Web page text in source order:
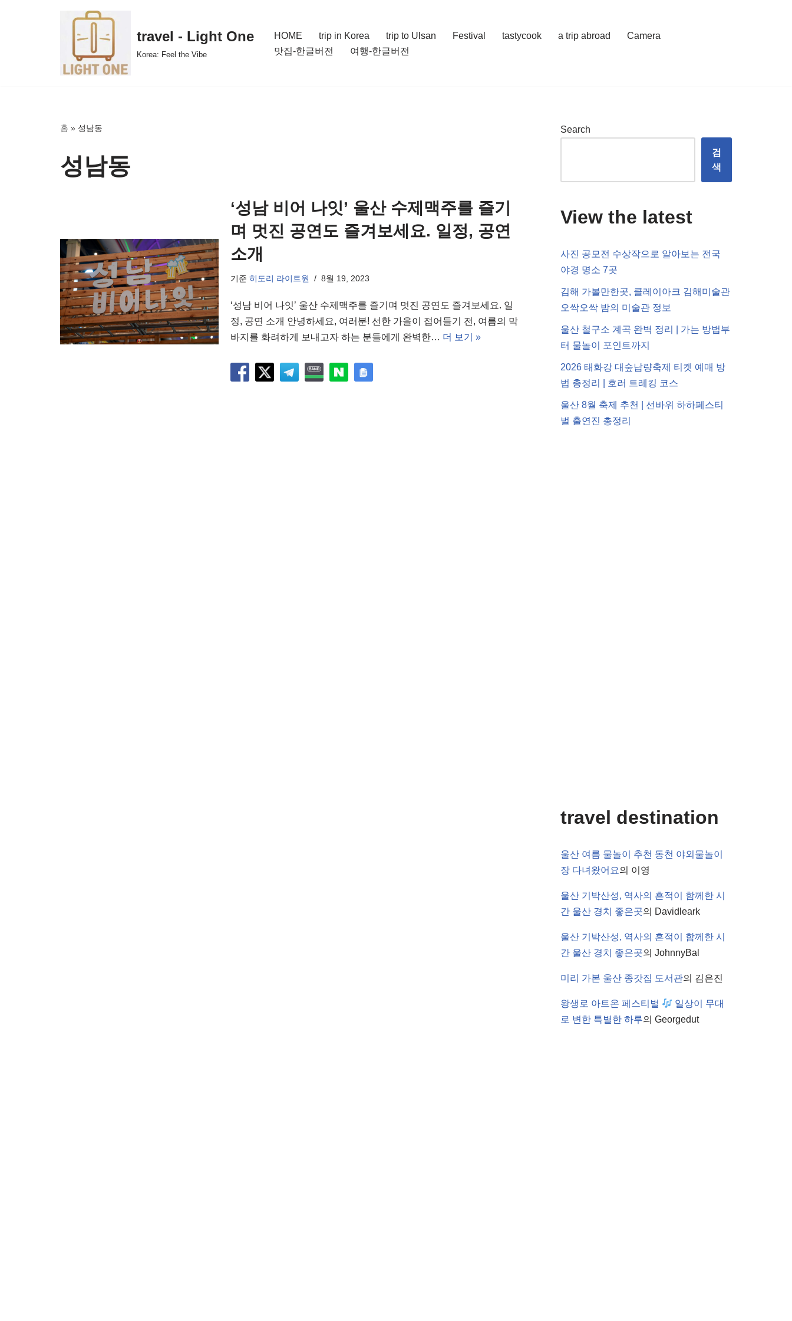
travel - Light One
Korea: Feel the Vibe
HOME trip in Korea trip to Ulsan Festival tastycook a trip abroad
Camera
맛집-한글버전
여행-한글버전
홈 » 성남동
성남동
‘성남 비어 나잇’ 울산 수제맥주를 즐기
며 멋진 공연도 즐겨보세요. 일정, 공연
소개
기준히도리 라이트원 8월 19, 2023
‘성남 비어 나잇’ 울산 수제맥주를 즐기며 멋진 공연도 즐겨보세요. 일
정, 공연 소개 안녕하세요, 여러분! 선한 가을이 접어들기 전, 여름의 막
바지를 화려하게 보내고자 하는 분들에게 완벽한… 더 보기 »
Search
검
색
View the latest
사진 공모전 수상작으로 알아보는 전국
야경 명소 7곳
김해 가볼만한곳, 클레이아크 김해미술관
오싹오싹 밤의 미술관 정보
울산 철구소 계곡 완벽 정리 | 가는 방법부
터 물놀이 포인트까지
2026 태화강 대숲납량축제 티켓 예매 방
법 총정리 | 호러 트레킹 코스
울산 8월 축제 추천 | 선바위 하하페스티
벌 출연진 총정리
travel destination
울산 여름 물놀이 추천 동천 야외물놀이
장 다녀왔어요의 이영
울산 기박산성, 역사의 흔적이 함께한 시
간 울산 경치 좋은곳의 Davidleark
울산 기박산성, 역사의 흔적이 함께한 시
간 울산 경치 좋은곳의 JohnnyBal
미리 가본 울산 종갓집 도서관의 김은진
왕생로 아트온 페스티벌
일상이 무대
로 변한 특별한 하루의 Georgedut